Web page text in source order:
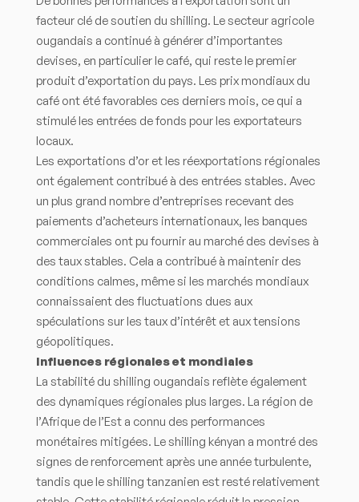
facteur clé de soutien du shilling. Le secteur agricole
ougandais a continué à générer d’importantes
devises, en particulier le café, qui reste le premier
produit d’exportation du pays. Les prix mondiaux du
café ont été favorables ces derniers mois, ce qui a
stimulé les entrées de fonds pour les exportateurs
locaux.
Les exportations d’or et les réexportations régionales
ont également contribué à des entrées stables. Avec
un plus grand nombre d’entreprises recevant des
paiements d’acheteurs internationaux, les banques
commerciales ont pu fournir au marché des devises à
des taux stables. Cela a contribué à maintenir des
conditions calmes, même si les marchés mondiaux
connaissaient des fluctuations dues aux
spéculations sur les taux d’intérêt et aux tensions
géopolitiques.
Influences régionales et mondiales
La stabilité du shilling ougandais reflète également
des dynamiques régionales plus larges. La région de
l’Afrique de l’Est a connu des performances
monétaires mitigées. Le shilling kényan a montré des
signes de renforcement après une année turbulente,
tandis que le shilling tanzanien est resté relativement